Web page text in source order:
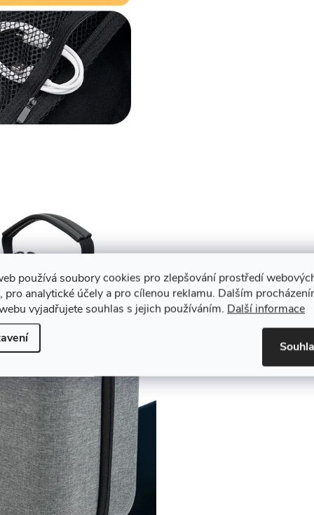
používá soubory cookies pro zlepšování prostředí
pro analytické účely a pro cílenou reklamu. Dalším
vyjadřujete souhlas s jejich používáním. Další informace